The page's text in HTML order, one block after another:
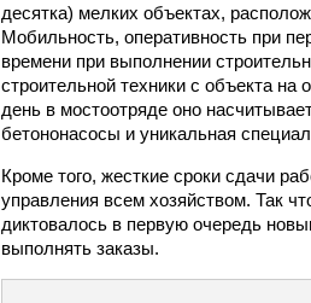
десятка) мелких объектах,
Мобильность, оперативность при
времени при выполнении
строительной техники с объекта
день в мостоотряде оно
бетононасосы и уникальная
Кроме того, жесткие сроки сдачи
управления всем хозяйством. Так
диктовалось в первую очередь
выполнять заказы.